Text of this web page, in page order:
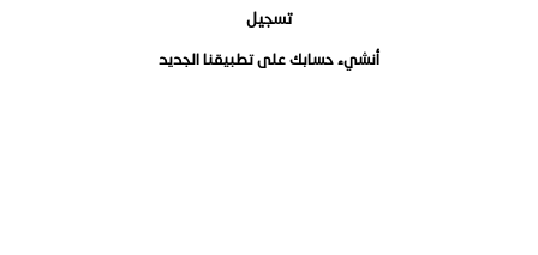
تسجيل
أنشيء حسابك على تطبيقنا الجديد